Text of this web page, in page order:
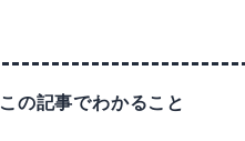
この記事でわかること